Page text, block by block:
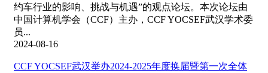
约车行业的影响、挑战与机遇”的观点论坛。本次论坛由
中国计算机学会（CCF）主办，CCF YOCSEF武汉学术委
员...
2024-08-16
CCF YOCSEF武汉举办2024-2025年度换届暨第一次全体